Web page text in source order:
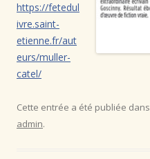
https://fetedul
ivre.saint-
etienne.fr/aut
eurs/muller-
catel/
Cette entrée a été publiée dans
admin.